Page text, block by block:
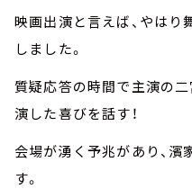
映画出演と言えば、やはり
しました。
質疑応答の時間で主演の
演した喜びを話す！
会場が湧く予兆があり、
す。